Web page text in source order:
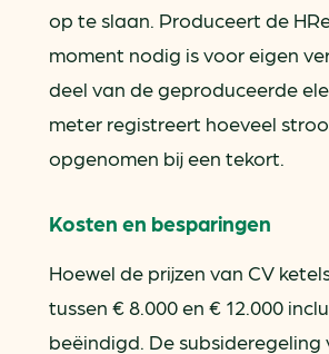
op te slaan. Produceert de
moment nodig is voor eigen
deel van de geproduceerde
meter registreert hoeveel
opgenomen bij een tekort.
Kosten en besparingen
Hoewel de prijzen van CV
tussen € 8.000 en € 12.000
beëindigd. De subsideregeling